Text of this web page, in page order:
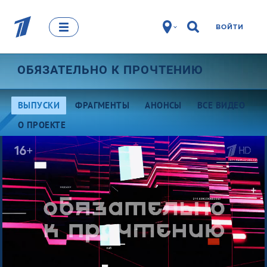
ВОЙТИ
ОБЯЗАТЕЛЬНО К ПРОЧТЕНИЮ
ВЫПУСКИ ФРАГМЕНТЫ АНОНСЫ
ВСЕ ВИДЕО
О ПРОЕКТЕ